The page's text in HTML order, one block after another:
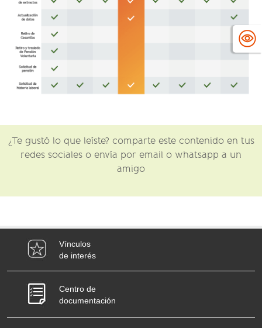
¿Te gustó lo que leíste? comparte este contenido en tus
redes sociales o envía por email o whatsapp a un
amigo
Vínculos
de interés
Centro de
documentación